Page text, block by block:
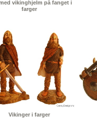
vikinghjelm på fanget i
farger
Vikinger i farger